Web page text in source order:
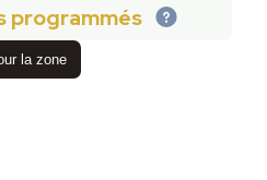
programmés
la zone